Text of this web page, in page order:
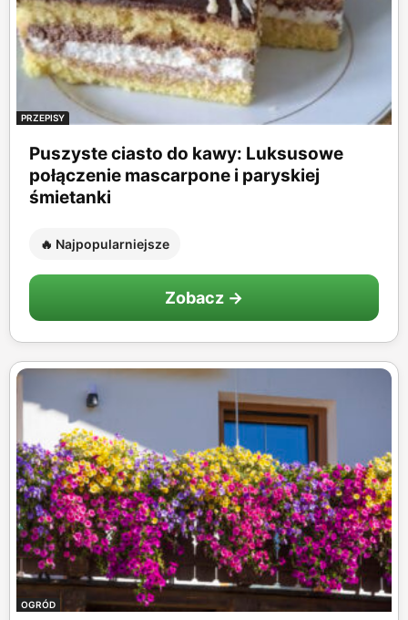
PRZEPISY
Puszyste ciasto do kawy: Luksusowe
połączenie mascarpone i paryskiej
śmietanki
🔥 Najpopularniejsze
Zobacz →
OGRÓD